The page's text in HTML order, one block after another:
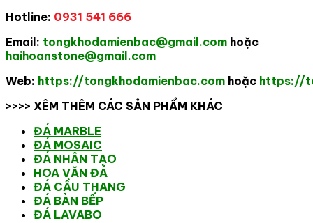
Hotline: 0931 541 666
Email: tongkhodamienbac@gmail.com hoặc
haihoanstone@gmail.com
Web: https://tongkhodamienbac.com hoặc https://
>>>> XÊM THÊM CÁC SẢN PHẨM KHÁC
ĐÁ MARBLE
ĐÁ MOSAIC
ĐÁ NHÂN TẠO
HOA VĂN ĐÁ
ĐÁ CẦU THANG
ĐÁ BÀN BẾP
ĐÁ LAVABO